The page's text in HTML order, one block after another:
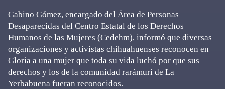
Gabino Gómez, encargado del Área de Personas
Desaparecidas del Centro Estatal de los Derechos
Humanos de las Mujeres (Cedehm), informó que diversas
organizaciones y activistas chihuahuenses reconocen en
Gloria a una mujer que toda su vida luchó por que sus
derechos y los de la comunidad rarámuri de La
Yerbabuena fueran reconocidos.